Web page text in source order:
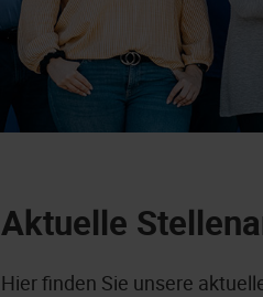
Aktuelle
Hier finden Sie unsere